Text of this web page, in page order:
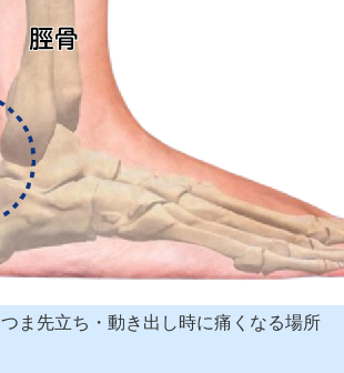
つま先立ち・動き出し時に痛くなる場所